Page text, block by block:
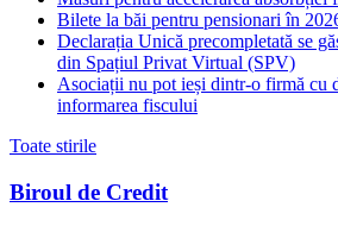
Bilete la băi pentru pensionari în
Declarația Unică precompletată se
din Spațiul Privat Virtual (SPV)
Asociații nu pot ieși dintr-o firmă cu
informarea fiscului
Toate stirile
Biroul de Credit